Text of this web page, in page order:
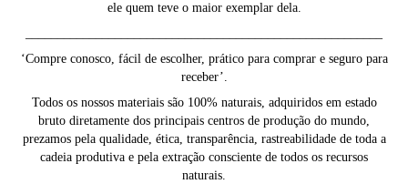
ele quem teve o maior exemplar dela.
‘Compre conosco, fácil de escolher, prático para comprar e seguro para
receber’.
Todos os nossos materiais são 100% naturais, adquiridos em estado
bruto diretamente dos principais centros de produção do mundo,
prezamos pela qualidade, ética, transparência, rastreabilidade de toda a
cadeia produtiva e pela extração consciente de todos os recursos
naturais.